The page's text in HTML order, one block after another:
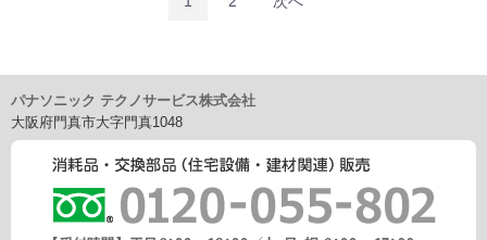
パナソニック テクノサービス株式会社
大阪府門真市大字門真1048